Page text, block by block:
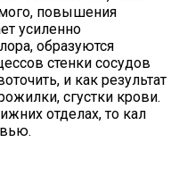
повышения
усиленно
образуются
стенки сосудов
и как результат
сгустки крови.
отделах, то кал